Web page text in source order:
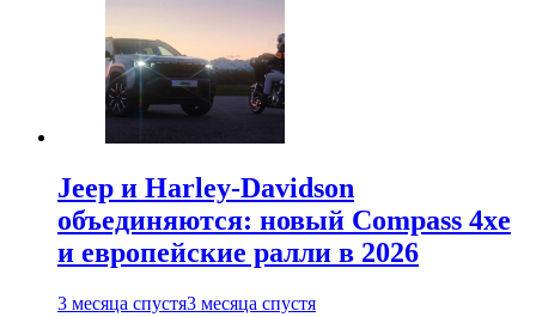
Jeep и Harley-Davidson
объединяются: новый Compass 4xe
и европейские ралли в 2026
3 месяца спустя3 месяца спустя